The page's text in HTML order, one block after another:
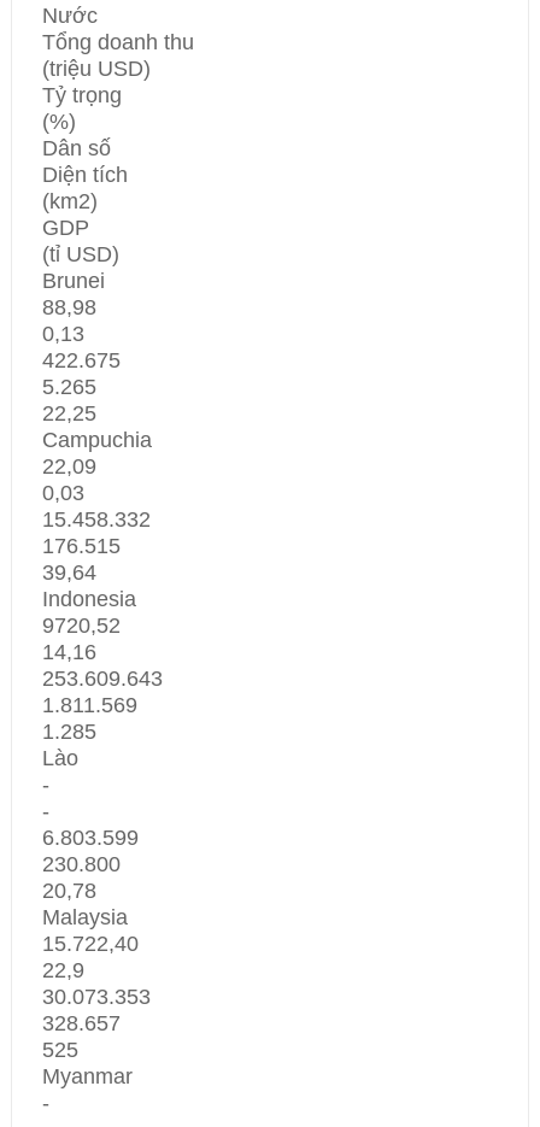
Nước
Tổng doanh thu
(triệu USD)
Tỷ trọng
(%)
Dân số
Diện tích
(km2)
GDP
(tỉ USD)
Brunei
88,98
0,13
422.675
5.265
22,25
Campuchia
22,09
0,03
15.458.332
176.515
39,64
Indonesia
9720,52
14,16
253.609.643
1.811.569
1.285
Lào
-
-
6.803.599
230.800
20,78
Malaysia
15.722,40
22,9
30.073.353
328.657
525
Myanmar
-